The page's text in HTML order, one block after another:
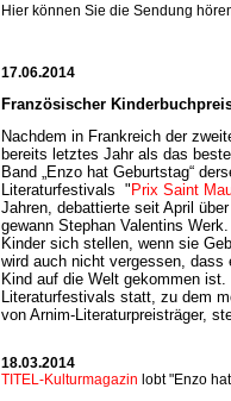
Hier können Sie die Sendung
17.06.2014
Französischer
Nachdem in Frankreich der
bereits letztes Jahr als das
Band „Enzo hat Geburtstag“
Literaturfestivals "Prix Saint
Jahren, debattierte seit April
gewann Stephan Valentins
Kinder sich stellen, wenn sie
wird auch nicht vergessen, dass
Kind auf die Welt gekommen
Literaturfestivals statt, zu dem
von Arnim-Literaturpreisträger,
18.03.2014
TITEL-Kulturmagazin lobt"Enzo